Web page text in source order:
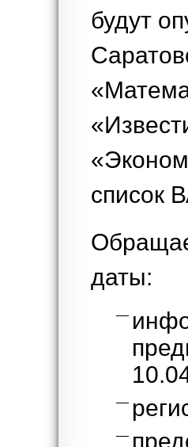
будут
список
даты: